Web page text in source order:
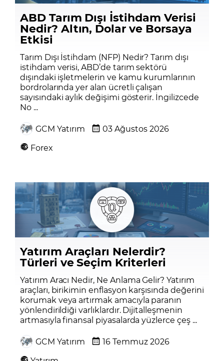
ABD Tarım Dışı İstihdam Verisi
Nedir? Altın, Dolar ve Borsaya
Etkisi
Tarım Dışı İstihdam (NFP) Nedir? Tarım dışı
istihdam verisi, ABD’de tarım sektörü
dışındaki işletmelerin ve kamu kurumlarının
bordrolarında yer alan ücretli çalışan
sayısındaki aylık değişimi gösterir. İngilizcede
No ...
GCM Yatırım
03 Ağustos 2026
Forex
Yatırım Araçları Nelerdir?
Türleri ve Seçim Kriterleri
Yatırım Aracı Nedir, Ne Anlama Gelir? Yatırım
araçları, birikimin enflasyon karşısında değerini
korumak veya artırmak amacıyla paranın
yönlendirildiği varlıklardır. Dijitalleşmenin
artmasıyla finansal piyasalarda yüzlerce çeş ...
GCM Yatırım
16 Temmuz 2026